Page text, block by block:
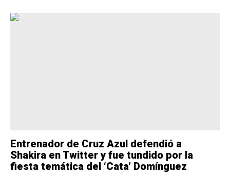
Entrenador de Cruz Azul defendió a
Shakira en Twitter y fue tundido por la
fiesta temática del ‘Cata’ Domínguez